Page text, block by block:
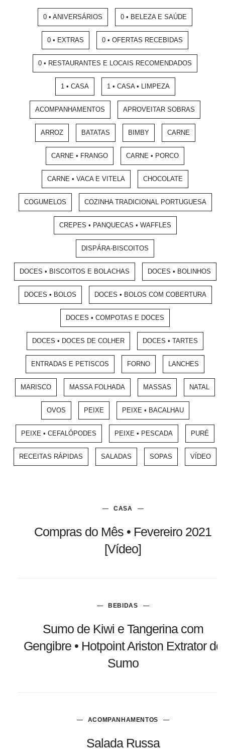
0 • ANIVERSÁRIOS 0 • BELEZA E SAÚDE
0 • EXTRAS 0 • OFERTAS RECEBIDAS
0 • RESTAURANTES E LOCAIS RECOMENDADOS
1 • CASA 1 • CASA • LIMPEZA
ACOMPANHAMENTOS APROVEITAR SOBRAS
ARROZ BATATAS BIMBY CARNE
CARNE • FRANGO CARNE • PORCO
CARNE • VACA E VITELA CHOCOLATE
COGUMELOS COZINHA TRADICIONAL PORTUGUESA
CREPES • PANQUECAS • WAFFLES
DISPÁRA-BISCOITOS
DOCES • BISCOITOS E BOLACHAS DOCES • BOLINHOS
DOCES • BOLOS DOCES • BOLOS COM COBERTURA
DOCES • COMPOTAS E DOCES
DOCES • DOCES DE COLHER DOCES • TARTES
ENTRADAS E PETISCOS FORNO LANCHES
MARISCO MASSA FOLHADA MASSAS NATAL
OVOS PEIXE PEIXE • BACALHAU
PEIXE • CEFALÓPODES PEIXE • PESCADA PURÉ
RECEITAS RÁPIDAS SALADAS SOPAS VÍDEO
CASA
Compras do Mês • Fevereiro 2021
[Vídeo]
BEBIDAS
Sumo de Kiwi e Tangerina com
Gengibre • Hotpoint Ariston Extrator de
Sumo
ACOMPANHAMENTOS
Salada Russa